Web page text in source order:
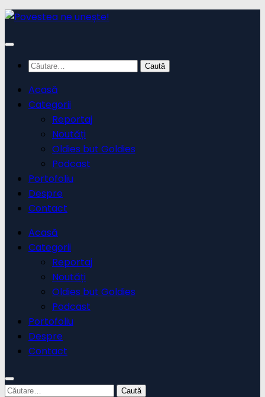
Skip
content
Caută
Acasă
Categorii
Reportaj
Noutăți
Oldies but Goldies
Podcast
Portofoliu
Despre
Contact
Acasă
Categorii
Reportaj
Noutăți
Oldies but Goldies
Podcast
Portofoliu
Despre
Contact
Caută